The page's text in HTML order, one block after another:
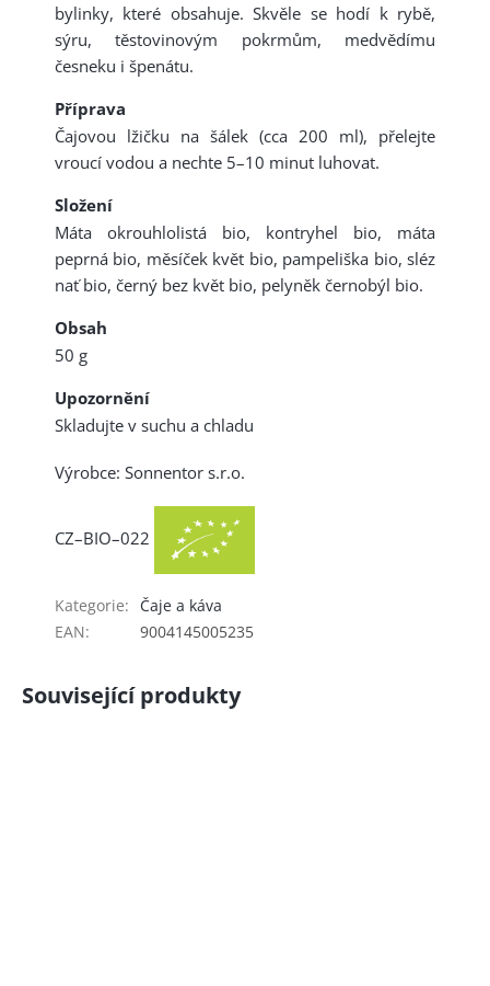
bylinky, které obsahuje. Skvěle se hodí k rybě,
sýru, těstovinovým pokrmům, medvědímu
česneku i špenátu.
Příprava
Čajovou lžičku na šálek (cca 200 ml), přelejte
vroucí vodou a nechte 5–10 minut luhovat.
Složení
Máta okrouhlolistá bio, kontryhel bio, máta
peprná bio, měsíček květ bio, pampeliška bio, sléz
nať bio, černý bez květ bio, pelyněk černobýl bio.
Obsah
50 g
Upozornění
Skladujte v suchu a chladu
Výrobce: Sonnentor s.r.o.
CZ–BIO–022
Kategorie:
Čaje a káva
EAN: 9004145005235
Související produkty